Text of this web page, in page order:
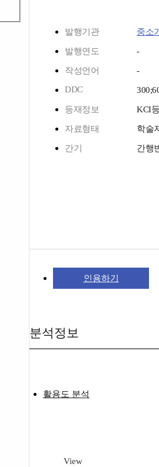
발행기관 중소
발행연도 -
작성언어
-
DDC
등재정보 KCI
자료형태 학술
간기 간행
인용하기
분석정보
활용도 분석
View